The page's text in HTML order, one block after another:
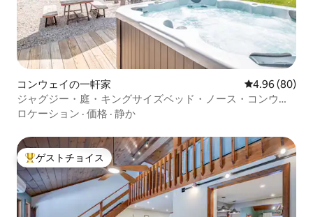
コンウェイの一軒家 レビュー80件
4.96 (80)
ジャグジー・庭・キングサイズベッド・ノース・コンウェ
イまで15分
ロケーション · 価格 · 静か
大好評のゲストチョイスです。
ゲストチョイス